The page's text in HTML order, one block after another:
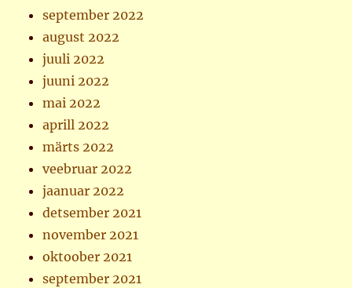
september 2022
august 2022
juuli 2022
juuni 2022
mai 2022
aprill 2022
märts 2022
veebruar 2022
jaanuar 2022
detsember 2021
november 2021
oktoober 2021
september 2021